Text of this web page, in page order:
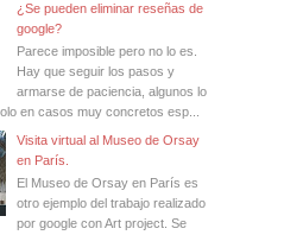
¿Se pueden eliminar reseñas de
google?
Parece imposible pero no lo es.
Hay que seguir los pasos y
armarse de paciencia, algunos lo
en casos muy concretos esp...
Visita virtual al Museo de Orsay
en París.
El Museo de Orsay en París es
otro ejemplo del trabajo realizado
por google con Art project. Se